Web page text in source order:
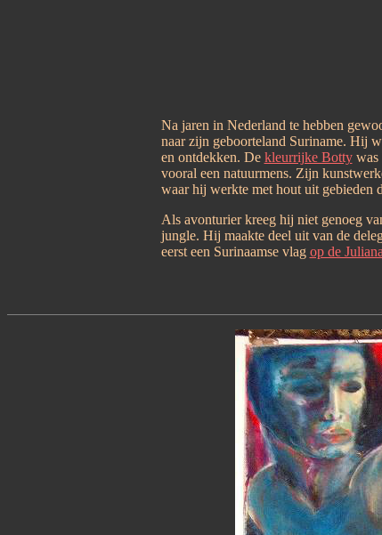
Na jaren in Nederland te hebben
naar zijn geboorteland Suriname. Hij
en ontdekken. De kleurrijke Bottywas
vooral een natuurmens. Zijn
waar hij werkte met hout uit gebieden
Als avonturier kreeg hij niet genoeg
jungle. Hij maakte deel uit van de
eerst een Surinaamse vlag op de